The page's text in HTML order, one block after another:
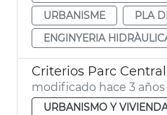
URBANISME
PLA
ENGINYERIA
Criterios Parc Central
modificado hace 3 años
URBANISMO Y